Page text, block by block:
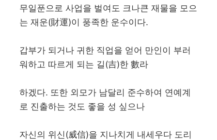
무일푼으로 사업을 벌여도 크나큰 재물을 모으
는 재운(財運)이 풍족한 운수이다.
갑부가 되거나 귀한 직업을 얻어 만인이 부러
워하고 따르게 되는 길(吉)한 數라
하겠다. 또한 외모가 남달리 준수하여 연예계
로 진출하는 것도 좋을 성 싶으나
자신의 위신(威信)을 지나치게 내세우다 도리